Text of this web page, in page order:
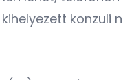
konzuli